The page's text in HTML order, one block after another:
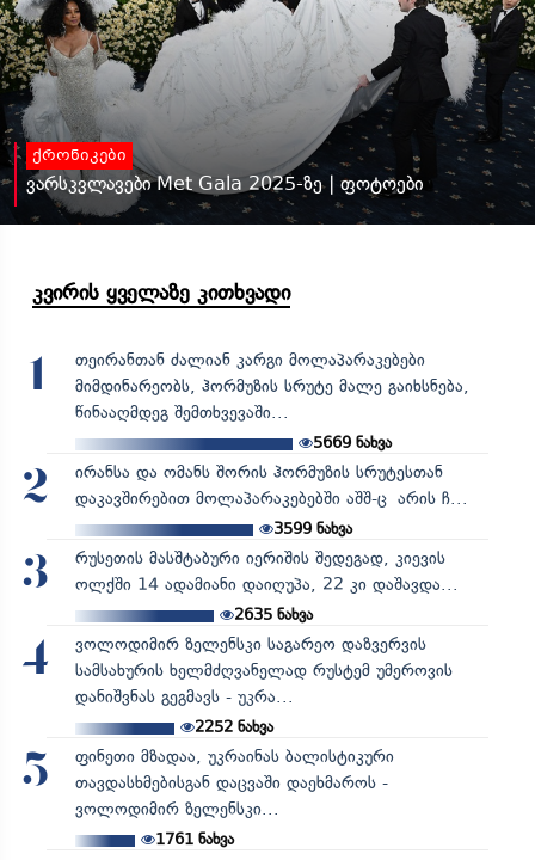
ქრონიკები
ვარსკვლავები Met Gala 2025-ზე | ფოტოები
კვირის ყველაზე კითხვადი
1
თეირანთან ძალიან კარგი მოლაპარაკებები
მიმდინარეობს, ჰორმუზის სრუტე მალე გაიხსნება,
წინააღმდეგ შემთხვევაში...
5669 ნახვა
2
ირანსა და ომანს შორის ჰორმუზის სრუტესთან
დაკავშირებით მოლაპარაკებებში აშშ-ც არის ჩ...
3599ნახვა
3
რუსეთის მასშტაბური იერიშის შედეგად, კიევის
ოლქში 14 ადამიანი დაიღუპა, 22 კი დაშავდა...
2635ნახვა
4
ვოლოდიმირ ზელენსკი საგარეო დაზვერვის
სამსახურის ხელმძღვანელად რუსტემ უმეროვის
დანიშვნას გეგმავს - უკრა...
2252ნახვა
5
ფინეთი მზადაა, უკრაინას ბალისტიკური
თავდასხმებისგან დაცვაში დაეხმაროს -
ვოლოდიმირ ზელენსკი...
1761ნახვა